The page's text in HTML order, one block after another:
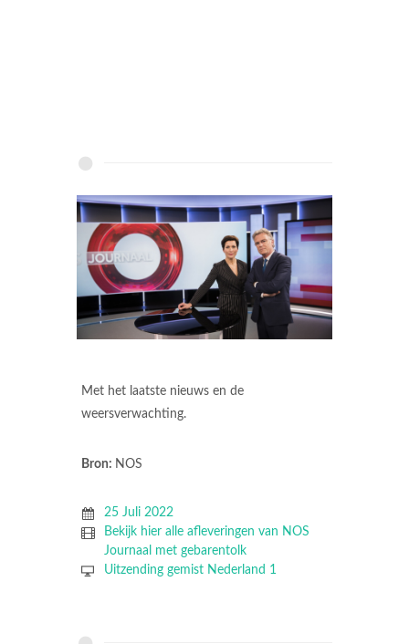
Met het laatste nieuws en de
weersverwachting.
Bron: NOS
25 Juli 2022
Bekijk hier alle afleveringen van NOS
Journaal met gebarentolk
Uitzending gemist Nederland 1